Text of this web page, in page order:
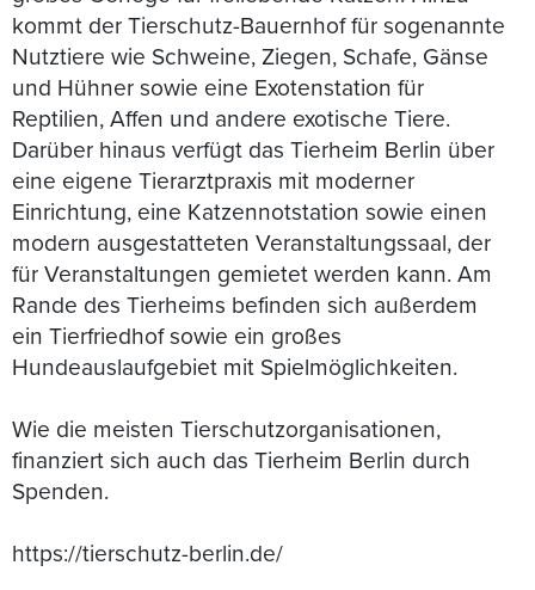
kommt der Tierschutz-Bauernhof für sogenannte
Nutztiere wie Schweine, Ziegen, Schafe, Gänse
und Hühner sowie eine Exotenstation für
Reptilien, Affen und andere exotische Tiere.
Darüber hinaus verfügt das Tierheim Berlin über
eine eigene Tierarztpraxis mit moderner
Einrichtung, eine Katzennotstation sowie einen
modern ausgestatteten Veranstaltungssaal, der
für Veranstaltungen gemietet werden kann. Am
Rande des Tierheims befinden sich außerdem
ein Tierfriedhof sowie ein großes
Hundeauslaufgebiet mit Spielmöglichkeiten.
Wie die meisten Tierschutzorganisationen,
finanziert sich auch das Tierheim Berlin durch
Spenden.
https://tierschutz-berlin.de/